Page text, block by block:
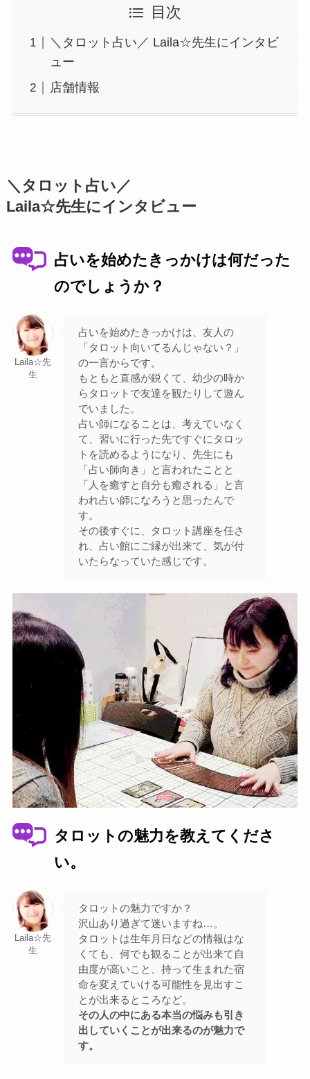
目次
＼タロット占い／ Laila☆先生にインタビ
ュー
店舗情報
＼タロット占い／
Laila☆先生にインタビュー
占いを始めたきっかけは何だった
のでしょうか？
Laila☆先
生
占いを始めたきっかけは、友人の
「タロット向いてるんじゃない？」
の一言からです。
もともと直感が鋭くて、幼少の時か
らタロットで友達を観たりして遊ん
でいました。
占い師になることは、考えていなく
て、習いに行った先ですぐにタロッ
トを読めるようになり、先生にも
「占い師向き」と言われたことと
「人を癒すと自分も癒される」と言
われ占い師になろうと思ったんで
す。
その後すぐに、タロット講座を任さ
れ、占い館にご縁が出来て、気が付
いたらなっていた感じです。
タロットの魅力を教えてくださ
い。
Laila☆先
生
タロットの魅力ですか？
沢山あり過ぎて迷いますね…。
タロットは生年月日などの情報はな
くても、何でも観ることが出来て自
由度が高いこと、持って生まれた宿
命を変えていける可能性を見出すこ
とが出来るところなど。
その人の中にある本当の悩みも引き
出していくことが出来るのが魅力で
す。